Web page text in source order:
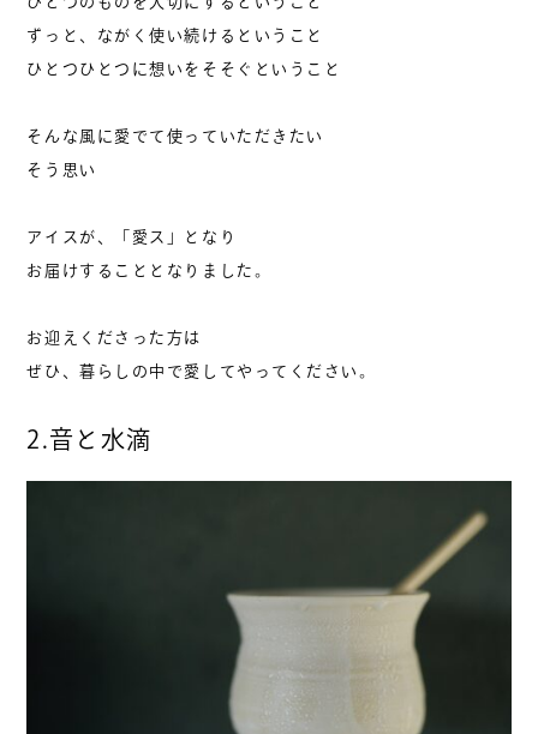
ずっと、ながく使い続けるということ
ひとつひとつに想いをそそぐということ
そんな風に愛でて使っていただきたい
そう思い
アイスが、「愛ス」となり
お届けすることとなりました。
お迎えくださった方は
ぜひ、暮らしの中で愛してやってください。
2.音と水滴